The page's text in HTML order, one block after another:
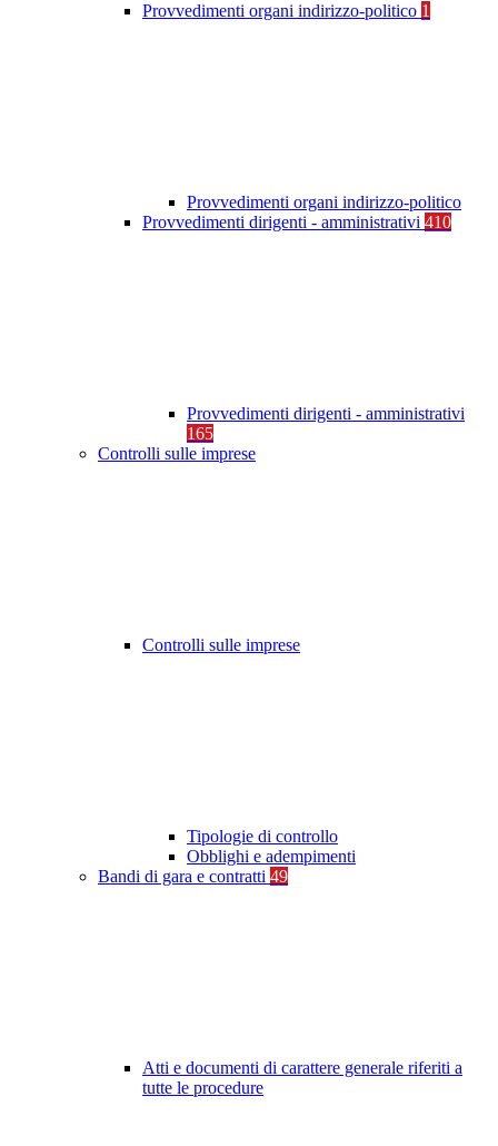
Provvedimenti organi indirizzo-politico 1
Provvedimenti organi indirizzo-politico
Provvedimenti dirigenti - amministrativi 410
Provvedimenti dirigenti - amministrativi
165
Controlli sulle imprese
Controlli sulle imprese
Tipologie di controllo
Obblighi e adempimenti
Bandi di gara e contratti 49
Atti e documenti di carattere generale riferiti a
tutte le procedure